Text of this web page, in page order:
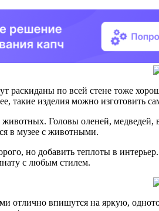
раскиданы по всей стене тоже
такие изделия можно изготовить
Головы оленей, медведей,
в музее с животными.
но добавить теплоты в
с любым стилем.
отлично впишутся на яркую,